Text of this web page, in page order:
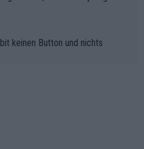
keinen Button und nichts